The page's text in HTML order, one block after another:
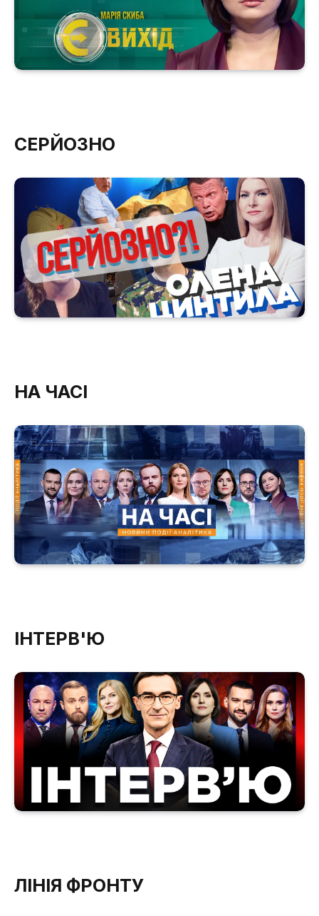
СЕРЙОЗНО
НА ЧАСІ
ІНТЕРВ'Ю
ЛІНІЯ ФРОНТУ